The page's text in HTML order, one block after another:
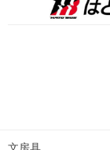
文房具